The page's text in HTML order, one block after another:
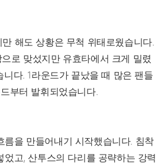
해도 상황은 무척 위태로웠습니다.
로 맞섰지만 유효타에서 크게 밀렸
다. 1라운드가 끝났을 때 많은 팬들
부터 발휘되었습니다.
을 만들어내기 시작했습니다. 침착
고, 산투스의 다리를 공략하는 강력